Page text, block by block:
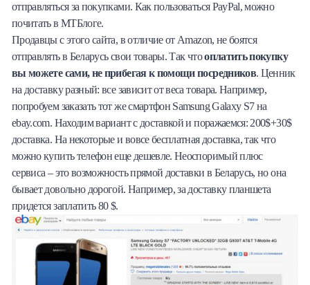
отправляться за покупками. Как пользоваться PayPal, можно
почитать в МТБлоге.
Продавцы с этого сайта, в отличие от Amazon, не боятся
отправлять в Беларусь свои товары. Так чтооплатить покупку
вы можете сами, не прибегая к помощи посредников. Ценник
на доставку разный: все зависит от веса товара. Например,
попробуем заказать тот же смартфон Samsung Galaxy S7 на
ebay.com. Находим вариант с доставкой и поражаемся: 200$+30$
доставка. На некоторые и вовсе бесплатная доставка, так что
можно купить телефон еще дешевле. Неоспоримый плюс
сервиса – это возможность прямой доставки в Беларусь, но она
бывает довольно дорогой. Например, за доставку планшета
придется заплатить 80 $.